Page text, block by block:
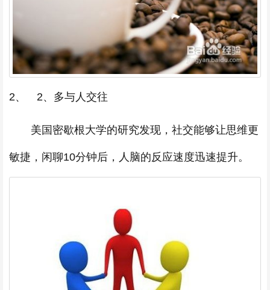
2、 2、多与人交往
美国密歇根大学的研究发现，社交能够让思维更
敏捷，闲聊10分钟后，人脑的反应速度迅速提升。